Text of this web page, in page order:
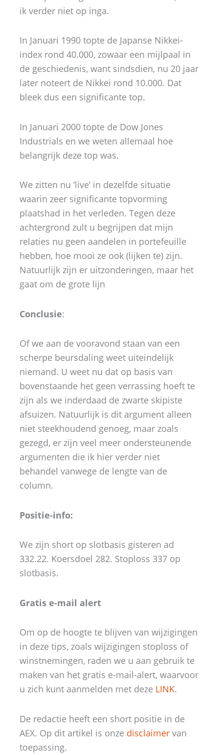
ik verder niet op inga.
In Januari 1990 topte de Japanse Nikkei-
index rond 40.000, zowaar een mijlpaal in
de geschiedenis, want sindsdien, nu 20 jaar
later noteert de Nikkei rond 10.000. Dat
bleek dus een significante top.
In Januari 2000 topte de Dow Jones
Industrials en we weten allemaal hoe
belangrijk deze top was.
We zitten nu ‘live’ in dezelfde situatie
waarin zeer significante topvorming
plaatshad in het verleden. Tegen deze
achtergrond zult u begrijpen dat mijn
relaties nu geen aandelen in portefeuille
hebben, hoe mooi ze ook (lijken te) zijn.
Natuurlijk zijn er uitzonderingen, maar het
gaat om de grote lijn
Conclusie:
Of we aan de vooravond staan van een
scherpe beursdaling weet uiteindelijk
niemand. U weet nu dat op basis van
bovenstaande het geen verrassing hoeft te
zijn als we inderdaad de zwarte skipiste
afsuizen. Natuurlijk is dit argument alleen
niet steekhoudend genoeg, maar zoals
gezegd, er zijn veel meer ondersteunende
argumenten die ik hier verder niet
behandel vanwege de lengte van de
column.
Positie-info:
We zijn short op slotbasis gisteren ad
332.22. Koersdoel 282. Stoploss 337 op
slotbasis.
Gratis e-mail alert
Om op de hoogte te blijven van wijzigingen
in deze tips, zoals wijzigingen stoploss of
winstnemingen, raden we u aan gebruik te
maken van het gratis e-mail-alert, waarvoor
u zich kunt aanmelden met deze LINK.
De redactie heeft een short positie in de
AEX. Op dit artikel is onze disclaimer van
toepassing.